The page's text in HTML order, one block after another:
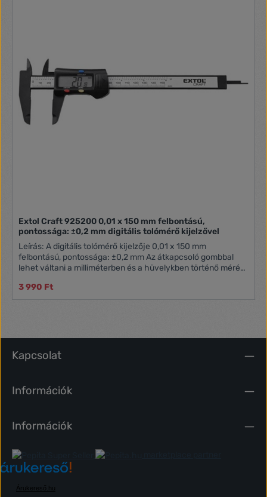
Extol Craft 925200 0,01 x 150 mm felbontású,
pontossága: ±0,2 mm digitális tolómérő kijelzővel
Leírás: A digitális tolómérő kijelzője 0,01 x 150 mm
felbontású, pontossága: ±0,2 mm Az átkapcsoló gombbal
lehet váltani a milliméterben és a hüvelykben történő mérés
készült A műanyag tároló védi a mérőeszközt használatkor
és tároláskor Mélységmérővel rendelkezik Elemtípus: LR44
3 990 Ft
Kapcsolat
Információk
Információk
Árukereső.hu